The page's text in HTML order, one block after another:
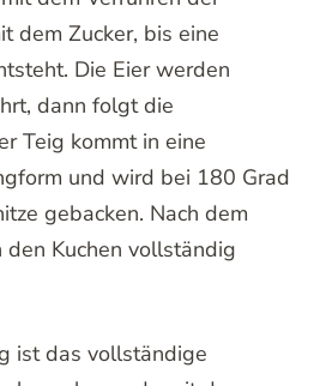
dem Zucker, bis eine
Die Eier werden
dann folgt die
Teig kommt in eine
und wird bei 180 Grad
gebacken. Nach dem
den Kuchen vollständig
ist das vollständige